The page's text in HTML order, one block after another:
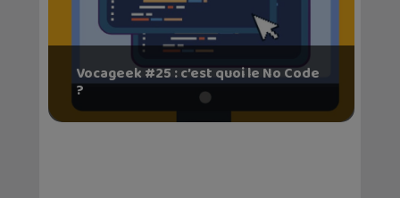
Vocageek #25 : c’est quoi le No Code
?